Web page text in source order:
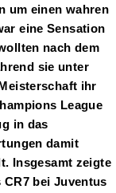
um einen wahren
eine Sensation
nach dem
sie unter
ihr
League
in das
damit
Insgesamt zeigte
bei Juventus